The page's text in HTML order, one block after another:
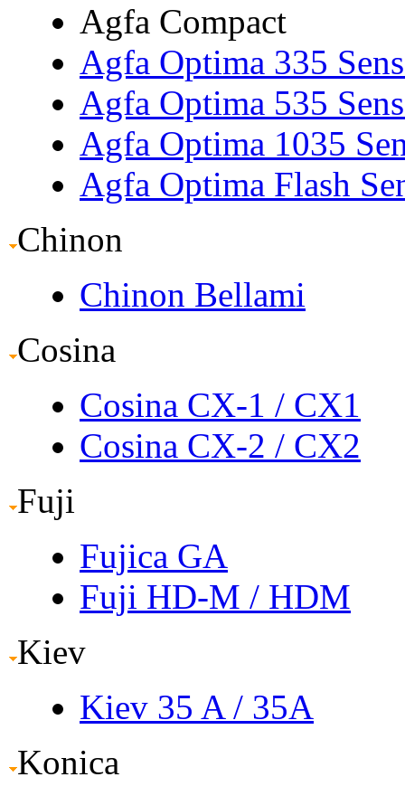
Agfa Compact
Agfa Optima 335
Agfa Optima 535
Agfa Optima 1035
Agfa Optima Flash
Chinon
Chinon Bellami
Cosina
Cosina CX-1 / CX1
Cosina CX-2 / CX2
Fuji
Fujica GA
Fuji HD-M / HDM
Kiev
Kiev 35 A / 35A
Konica